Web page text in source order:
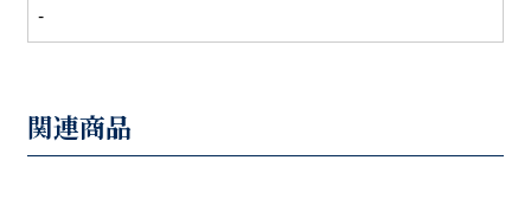
-
関連商品